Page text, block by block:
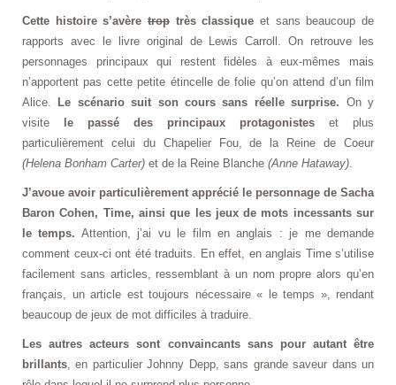
Cette histoire s’avère trop très classique et sans beaucoup de
rapports avec le livre original de Lewis Carroll. On retrouve les
personnages principaux qui restent fidèles à eux-mêmes mais
n’apportent pas cette petite étincelle de folie qu’on attend d’un film
Alice.
Le scénario suit son cours sans réelle surprise. On y
visite
le passé des principaux protagonistes et plus
particulièrement celui du Chapelier Fou, de la Reine de Coeur
(Helena Bonham Carter) et de la Reine Blanche (Anne Hataway).
J’avoue avoir particulièrement apprécié le personnage de Sacha
Baron Cohen, Time, ainsi que les jeux de mots incessants sur
le temps. Attention, j’ai vu le film en anglais : je me demande
comment ceux-ci ont été traduits. En effet, en anglais Time s’utilise
facilement sans articles, ressemblant à un nom propre alors qu’en
français, un article est toujours nécessaire « le temps », rendant
beaucoup de jeux de mot difficiles à traduire.
Les autres acteurs sont convaincants sans pour autant être
brillants, en particulier Johnny Depp, sans grande saveur dans un